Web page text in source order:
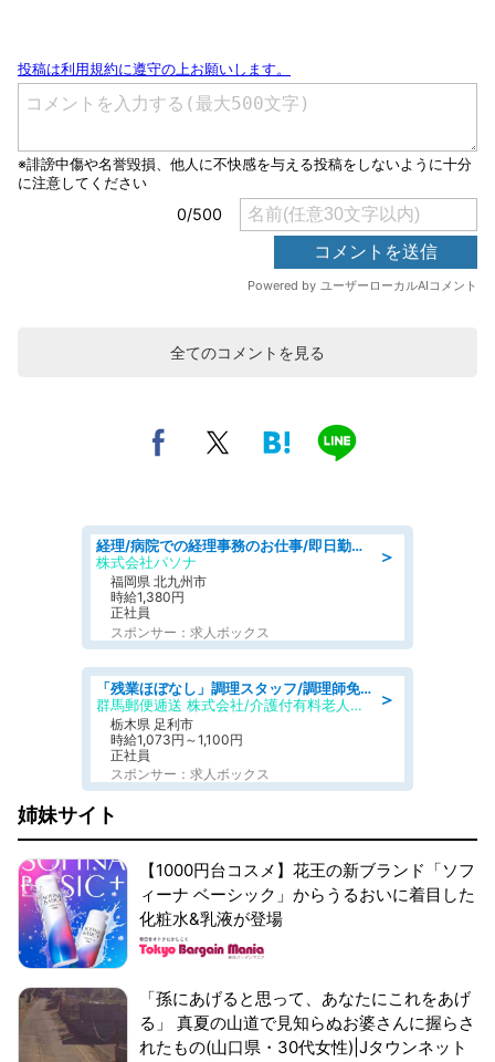
全てのコメントを見る
＞
経理/病院での経理事務のお仕事/即日勤務可/車通勤可/経理/一般事務
株式会社パソナ
福岡県 北九州市
時給1,380円
正社員
スポンサー：求人ボックス
＞
「残業ほぼなし」調理スタッフ/調理師免許必須/正職員/日勤のみ/介護付き有料老人ホーム/社会保障完備
群馬郵便逓送 株式会社/介護付有料老人ホーム ふる里
栃木県 足利市
時給1,073円～1,100円
正社員
スポンサー：求人ボックス
姉妹サイト
【1000円台コスメ】花王の新ブランド「ソフ
ィーナ ベーシック」からうるおいに着目した
化粧水&乳液が登場
「孫にあげると思って、あなたにこれをあげ
る」 真夏の山道で見知らぬお婆さんに握らさ
れたもの(山口県・30代女性)|Jタウンネット